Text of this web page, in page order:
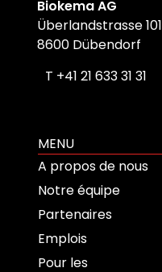
Biokema AG
Überlandstrasse 101
8600 Dübendorf
T +41 21 633 31 31
MENU
A propos de nous
Notre équipe
Partenaires
Emplois
Pour les